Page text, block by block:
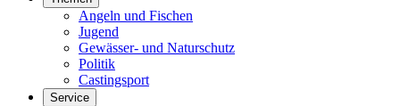
Angeln und Fischen
Jugend
Gewässer- und Naturschutz
Politik
Castingsport
Service